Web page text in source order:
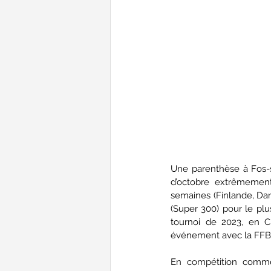
Une parenthèse à
d’octobre
semaines (Finlande,
(Super 300) pour le
tournoi de 2023, en
événement avec la
En compétition